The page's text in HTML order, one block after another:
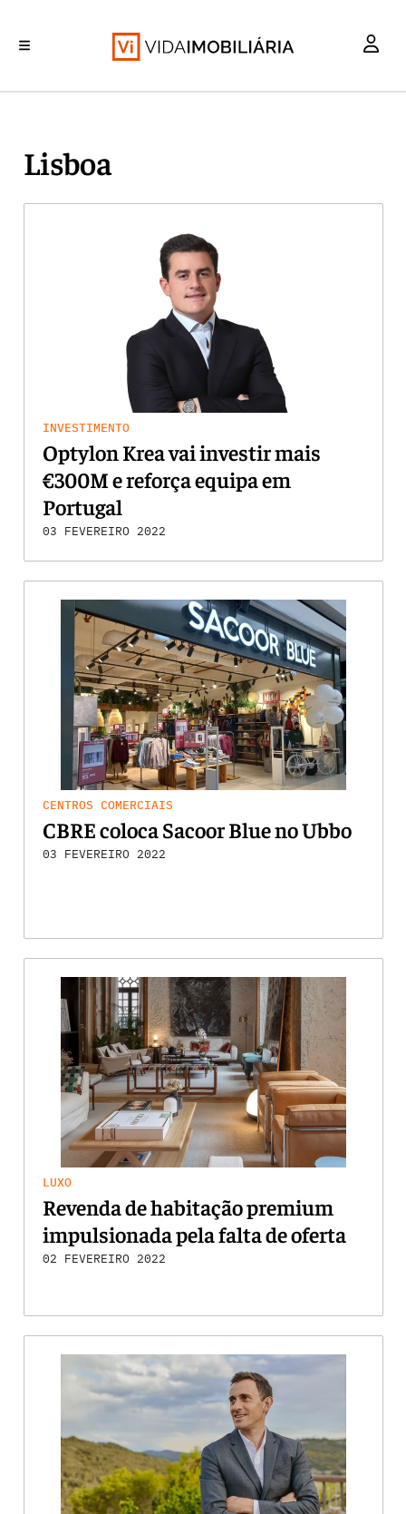
Lisboa
INVESTIMENTO
Optylon Krea vai investir mais
€300M e reforça equipa em
Portugal
03 FEVEREIRO 2022
CENTROS COMERCIAIS
CBRE coloca Sacoor Blue no Ubbo
03 FEVEREIRO 2022
LUXO
Revenda de habitação premium
impulsionada pela falta de oferta
02 FEVEREIRO 2022